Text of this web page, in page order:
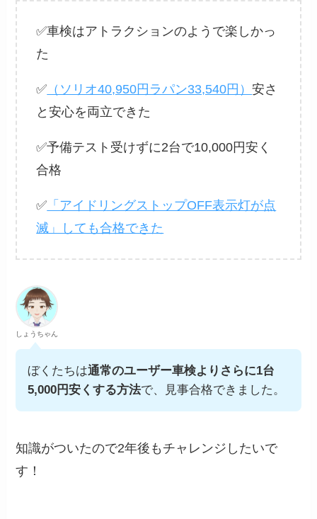
✅車検はアトラクションのようで楽しかっ
た
✅ （ソリオ40,950円ラパン33,540円）安さ
と安心を両立できた
✅予備テスト受けずに2台で10,000円安く
合格
✅ 「アイドリングストップOFF表示灯が点
滅」しても合格できた
しょうちゃん
ぼくたちは通常のユーザー車検よりさらに1台
5,000円安くする方法で、見事合格できました。
知識がついたので2年後もチャレンジしたいで
す！